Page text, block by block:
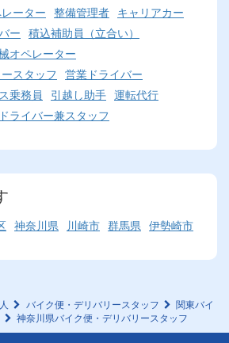
ーター 整備管理者 キャリアカー
ー 積込補助員（立合い）
オペレーター
スタッフ 営業ドライバー
乗務員 引越し助手 運転代行
ライバー兼スタッフ
神奈川県 川崎市 群馬県 伊勢崎市
バイク便・デリバリースタッフ
関東バイ
神奈川県バイク便・デリバリースタッフ